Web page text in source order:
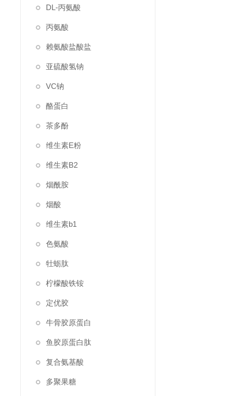
DL-丙氨酸
丙氨酸
赖氨酸盐酸盐
亚硫酸氢钠
VC钠
酪蛋白
茶多酚
维生素E粉
维生素B2
烟酰胺
烟酸
维生素b1
色氨酸
牡蛎肽
柠檬酸铁铵
定优胶
牛骨胶原蛋白
鱼胶原蛋白肽
复合氨基酸
多聚果糖